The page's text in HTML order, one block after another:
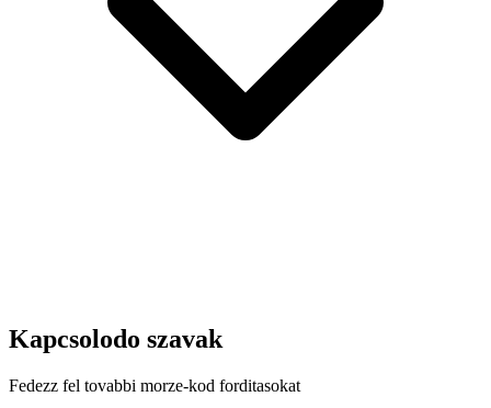
Kapcsolodo szavak
Fedezz fel tovabbi morze-kod forditasokat